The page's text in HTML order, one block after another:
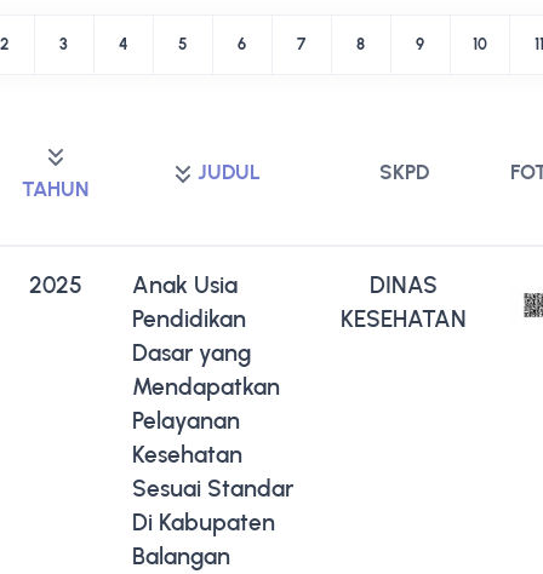
2 3 4 5 6 7 8 9 10 11
TAHUN
JUDUL SKPD
2025
Anak Usia
Pendidikan
Dasar yang
Mendapatkan
Pelayanan
Kesehatan
Sesuai Standar
Di Kabupaten
Balangan
DINAS
KESEHATAN